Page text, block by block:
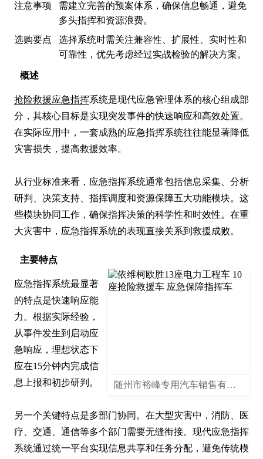
概述
抢险救援应急指挥系统是现代应急管理体系的核心组成部
分，其核心目标是实现突发事件的快速响应和高效处置。
在实际应用中，一套成熟的应急指挥系统往往能显著降低
灾害损失，提高救援效率。
从行业标准来看，应急指挥系统通常包括信息采集、分析
研判、决策支持、指挥调度和资源保障五大功能模块。这
些模块协同工作，确保指挥决策的科学性和时效性。在重
大灾害中，应急指挥系统的表现直接关系到救援成败。
主要特点
随州市裕峰专用汽车销售有限公司
应急指挥系统最显著
的特点是快速响应能
力。根据实际经验，
从事件发生到启动应
急响应，理想状态下
应在15分钟内完成信
息上报和初步研判。
另一个关键特点是多部门协同。在大型灾害中，消防、医
疗、交通、通信等多个部门需要无缝衔接。现代应急指挥
系统通过统一平台实现信息共享和任务分配，避免传统模
注意事项
需建立完善的预案体系，确保信息畅通，避免
多头指挥和资源浪费。
选购要点
选择系统时需关注兼容性、扩展性、实时性和
可靠性，优先考虑经过实战检验的解决方案。